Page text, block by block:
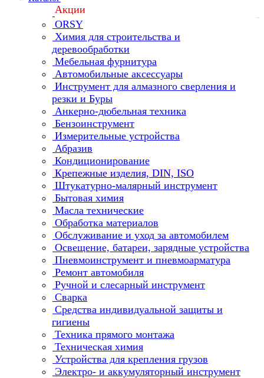
Акции
ORSY
Химия для строительства и
деревообработки
Мебельная фурнитура
Автомобильные аксессуары
Инструмент для алмазного сверления и
резки и Буры
Анкерно-дюбельная техника
Бензоинструмент
Измерительные устройства
Абразив
Кондиционирование
Крепежные изделия, DIN, ISO
Штукатурно-малярный инструмент
Бытовая химия
Масла технические
Обработка материалов
Обслуживание и уход за автомобилем
Освещение, батареи, зарядные устройства
Пневмоинструмент и пневмоарматура
Ремонт автомобиля
Ручной и слесарный инструмент
Сварка
Средства индивидуальной защиты и
гигиены
Техника прямого монтажа
Техническая химия
Устройства для крепления грузов
Электро- и аккумуляторный инструмент